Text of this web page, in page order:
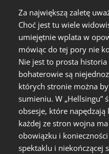
Za największą zaletę
Choć jest tu wiele
umiejętnie wplata w
mówiąc do tej pory nie
Nie jest to prosta historia
bohaterowie są
których stronie można
sumieniu. W „Hellsingu”
obsesje, które
każdej ze stron wojna
obowiązku i
spektaklu i niekończącej